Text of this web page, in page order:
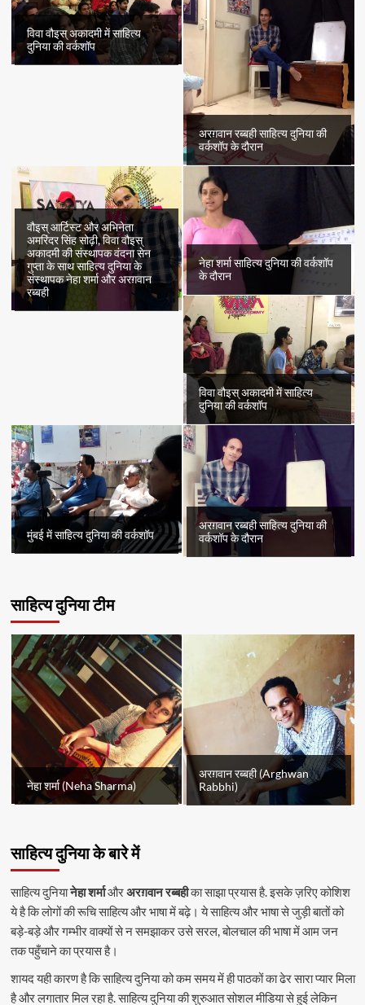
विवा वौइस् अकादमी में साहित्य
दुनिया की वर्कशॉप
अरग़वान रब्बही साहित्य दुनिया की
वर्कशॉप के दौरान
वौइस् आर्टिस्ट और अभिनेता
अमरिंदर सिंह सोढ़ी, विवा वौइस्
अकादमी की संस्थापक वंदना सेन
गुप्ता के साथ साहित्य दुनिया के
संस्थापक नेहा शर्मा और अरग़वान
रब्बही
नेहा शर्मा साहित्य दुनिया की वर्कशॉप
के दौरान
विवा वौइस् अकादमी में साहित्य
दुनिया की वर्कशॉप
मुंबई में साहित्य दुनिया की वर्कशॉप
अरग़वान रब्बही साहित्य दुनिया की
वर्कशॉप के दौरान
साहित्य दुनिया टीम
नेहा शर्मा (Neha Sharma)
अरग़वान रब्बही (Arghwan
Rabbhi)
साहित्य दुनिया के बारे में
साहित्य दुनियानेहा शर्माऔरअरग़वान रब्बहीका साझा प्रयास है. इसके ज़रिए कोशिश
ये है कि लोगों की रूचि साहित्य और भाषा में बढ़े। ये साहित्य और भाषा से जुड़ी बातों को
बड़े-बड़े और गम्भीर वाक्यों से न समझाकर उसे सरल, बोलचाल की भाषा में आम जन
तक पहुँचाने का प्रयास है।
शायद यही कारण है कि साहित्य दुनिया को कम समय में ही पाठकों का ढेर सारा प्यार मिला
है और लगातार मिल रहा है. साहित्य दुनिया की शुरुआत सोशल मीडिया से हुई लेकिन